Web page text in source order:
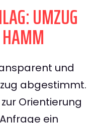
UMZUG
und
abgestimmt.
Orientierung
ein